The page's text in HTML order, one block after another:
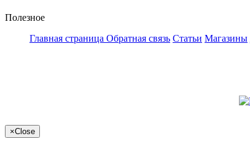
Полезное
Главная страница Обратная связь Статьи Магазины
×Close